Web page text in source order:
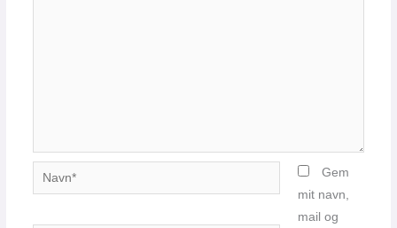
Navn*
Gem
mit navn,
mail og